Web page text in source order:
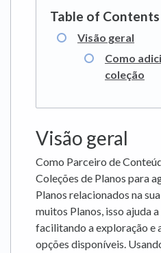
Visão geral
Como
coleção
Visão geral
Como Parceiro de
Coleções de Planos para
Planos relacionados na
muitos Planos, isso ajuda
facilitando a exploração e
opções disponíveis.